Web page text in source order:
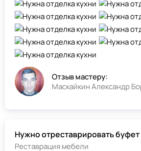
Отзыв мастеру:
Маскайкин Александр
Нужно отреставрировать буфет
Реставрация мебели